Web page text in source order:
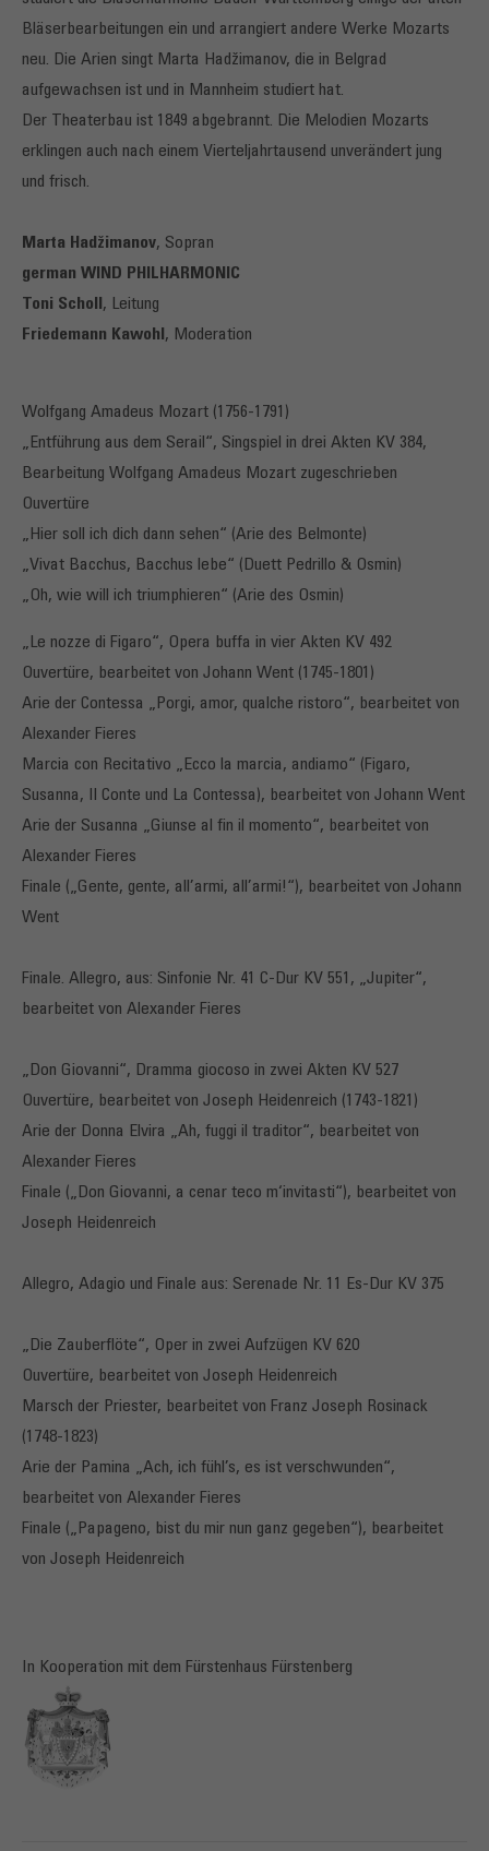
Bläserbearbeitungen ein und arrangiert andere Werke Mozarts
neu. Die Arien singt Marta Hadžimanov, die in Belgrad
aufgewachsen ist und in Mannheim studiert hat.
Der Theaterbau ist 1849 abgebrannt. Die Melodien Mozarts
erklingen auch nach einem Vierteljahrtausend unverändert jung
und frisch.
Marta Hadžimanov, Sopran
german WIND PHILHARMONIC
Toni Scholl, Leitung
Friedemann Kawohl, Moderation
Wolfgang Amadeus Mozart (1756-1791)
„Entführung aus dem Serail“, Singspiel in drei Akten KV 384,
Bearbeitung Wolfgang Amadeus Mozart zugeschrieben
Ouvertüre
„Hier soll ich dich dann sehen“ (Arie des Belmonte)
„Vivat Bacchus, Bacchus lebe“ (Duett Pedrillo & Osmin)
„Oh, wie will ich triumphieren“ (Arie des Osmin)
„Le nozze di Figaro“, Opera buffa in vier Akten KV 492
Ouvertüre, bearbeitet von Johann Went (1745-1801)
Arie der Contessa „Porgi, amor, qualche ristoro“, bearbeitet von
Alexander Fieres
Marcia con Recitativo „Ecco la marcia, andiamo“ (Figaro,
Susanna, Il Conte und La Contessa), bearbeitet von Johann Went
Arie der Susanna „Giunse al fin il momento“, bearbeitet von
Alexander Fieres
Finale („Gente, gente, all’armi, all’armi!“), bearbeitet von Johann
Went
Finale. Allegro, aus: Sinfonie Nr. 41 C-Dur KV 551, „Jupiter“,
bearbeitet von Alexander Fieres
„Don Giovanni“, Dramma giocoso in zwei Akten KV 527
Ouvertüre, bearbeitet von Joseph Heidenreich (1743-1821)
Arie der Donna Elvira „Ah, fuggi il traditor“, bearbeitet von
Alexander Fieres
Finale („Don Giovanni, a cenar teco m‘invitasti“), bearbeitet von
Joseph Heidenreich
Allegro, Adagio und Finale aus: Serenade Nr. 11 Es-Dur KV 375
„Die Zauberflöte“, Oper in zwei Aufzügen KV 620
Ouvertüre, bearbeitet von Joseph Heidenreich
Marsch der Priester, bearbeitet von Franz Joseph Rosinack
(1748-1823)
Arie der Pamina „Ach, ich fühl’s, es ist verschwunden“,
bearbeitet von Alexander Fieres
Finale („Papageno, bist du mir nun ganz gegeben“), bearbeitet
von Joseph Heidenreich
In Kooperation mit dem Fürstenhaus Fürstenberg